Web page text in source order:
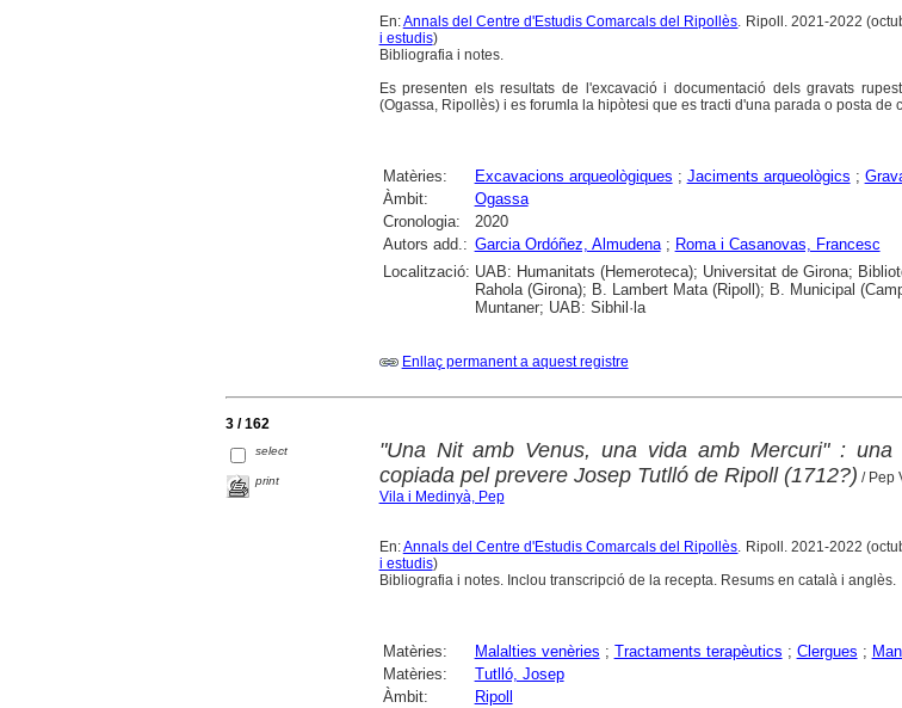
En:Annals del Centre d'Estudis Comarcals del Ripollès. Ripoll. 2021-2022
i estudis)
Bibliografia i notes.
Es presenten els resultats de l'excavació i documentació dels gravats
(Ogassa, Ripollès) i es forumla la hipòtesi que es tracti d'una parada o posta de
Matèries: Excavacions arqueològiques ; Jaciments arqueològics ;
Àmbit:
Ogassa
Cronologia:
2020
Autors add.: Garcia Ordóñez, Almudena; Roma i Casanovas, Francesc
Localització: UAB: Humanitats (Hemeroteca); Universitat de Girona;
Rahola (Girona); B. Lambert Mata (Ripoll); B. Municipal
Muntaner; UAB: Sibhil·la
Enllaç permanent a aquest registre
3 / 162
select
print
"Una Nit amb Venus, una vida amb Mercuri" :
copiada pel prevere Josep Tutlló de Ripoll (1712?) / Pep
Vila i Medinyà, Pep
En:Annals del Centre d'Estudis Comarcals del Ripollès. Ripoll. 2021-2022
i estudis)
Bibliografia i notes. Inclou transcripció de la recepta. Resums en català i anglès.
Matèries: Malalties venèries ; Tractaments terapèutics ; Clergues ;
Matèries:
Tutlló, Josep
Àmbit:
Ripoll